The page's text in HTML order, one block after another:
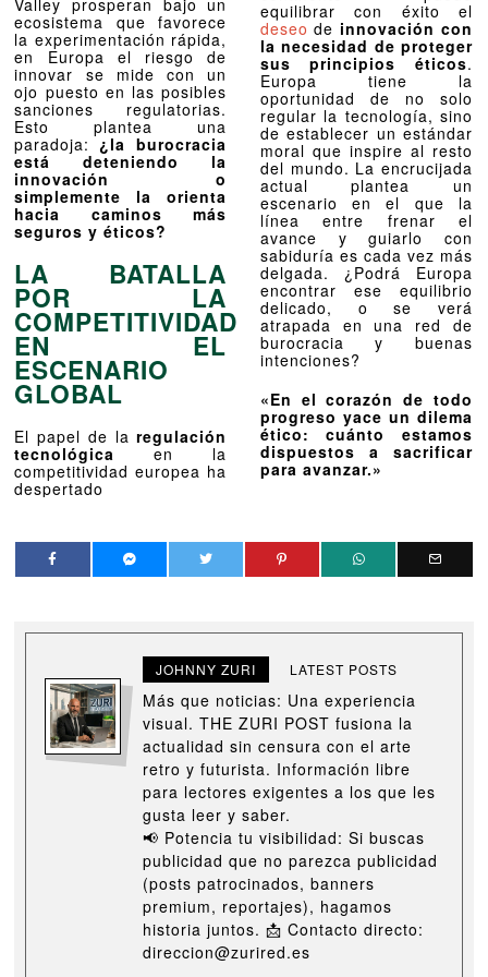
ecosistema que favorece
la experimentación rápida,
en Europa el riesgo de
innovar se mide con un
ojo puesto en las posibles
sanciones regulatorias.
Esto plantea una
paradoja: ¿la burocracia
está deteniendo la
innovación o
simplemente la orienta
hacia caminos más
seguros y éticos?
LA BATALLA
POR LA
COMPETITIVIDAD
EN EL
ESCENARIO
GLOBAL
El papel de laregulación
tecnológica
en la
competitividad europea ha
despertado
equilibrar con éxito el
deseo de innovación con
la necesidad de proteger
sus principios éticos.
Europa tiene la
oportunidad de no solo
regular la tecnología, sino
de establecer un estándar
moral que inspire al resto
del mundo. La encrucijada
actual plantea un
escenario en el que la
línea entre frenar el
avance y guiarlo con
sabiduría es cada vez más
delgada. ¿Podrá Europa
encontrar ese equilibrio
delicado, o se verá
atrapada en una red de
burocracia y buenas
intenciones?
«En el corazón de todo
progreso yace un dilema
ético: cuánto estamos
dispuestos a sacrificar
para avanzar.»
JOHNNY ZURI LATEST POSTS
Más que noticias: Una experiencia
visual. THE ZURI POST fusiona la
actualidad sin censura con el arte
retro y futurista. Información libre
para lectores exigentes a los que les
gusta leer y saber.
📢 Potencia tu visibilidad: Si buscas
publicidad que no parezca publicidad
(posts patrocinados, banners
premium, reportajes), hagamos
historia juntos. 📩 Contacto directo:
direccion@zurired.es